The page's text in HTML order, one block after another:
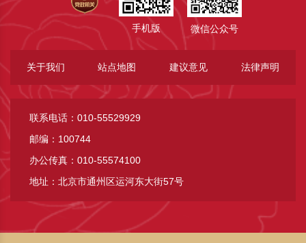
手机版 微信公众号
关于我们 站点地图 建议意见 法律声明
联系电话：010-55529929
邮编：100744
办公传真：010-55574100
地址：北京市通州区运河东大街57号